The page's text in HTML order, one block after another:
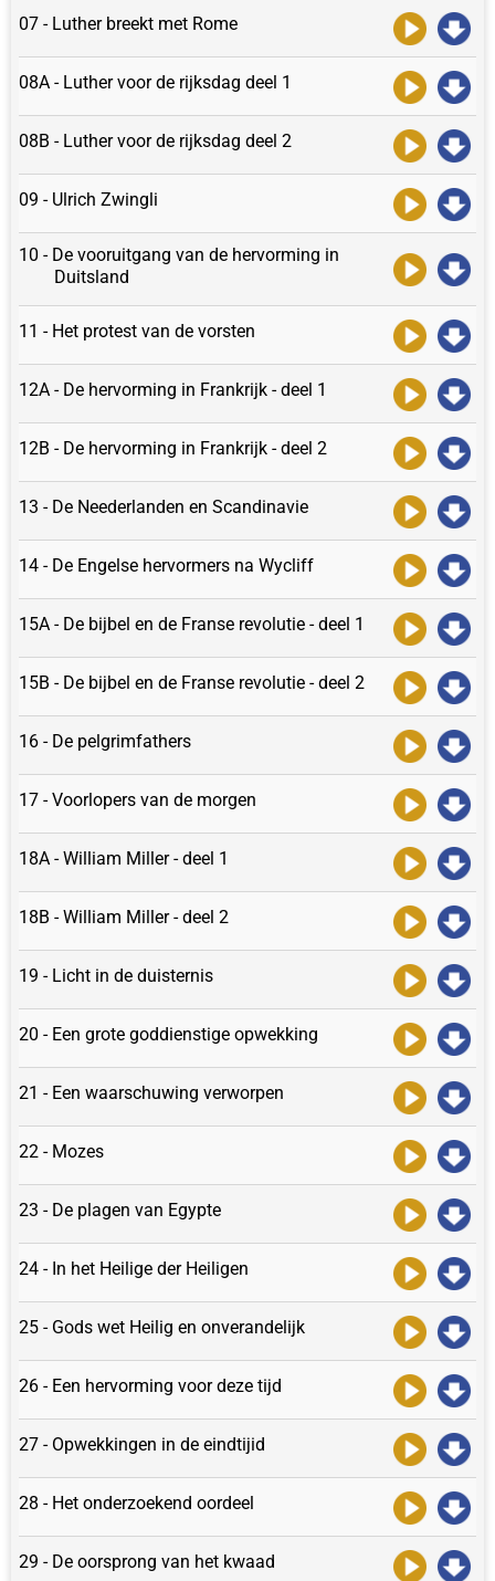
07 - Luther breekt met Rome
08A - Luther voor de rijksdag deel 1
08B - Luther voor de rijksdag deel 2
09 - Ulrich Zwingli
10 - De vooruitgang van de hervorming in
Duitsland
11 - Het protest van de vorsten
12A - De hervorming in Frankrijk - deel 1
12B - De hervorming in Frankrijk - deel 2
13 - De Neederlanden en Scandinavie
14 - De Engelse hervormers na Wycliff
15A - De bijbel en de Franse revolutie - deel 1
15B - De bijbel en de Franse revolutie - deel 2
16 - De pelgrimfathers
17 - Voorlopers van de morgen
18A - William Miller - deel 1
18B - William Miller - deel 2
19 - Licht in de duisternis
20 - Een grote goddienstige opwekking
21 - Een waarschuwing verworpen
22 - Mozes
23 - De plagen van Egypte
24 - In het Heilige der Heiligen
25 - Gods wet Heilig en onverandelijk
26 - Een hervorming voor deze tijd
27 - Opwekkingen in de eindtijid
28 - Het onderzoekend oordeel
29 - De oorsprong van het kwaad